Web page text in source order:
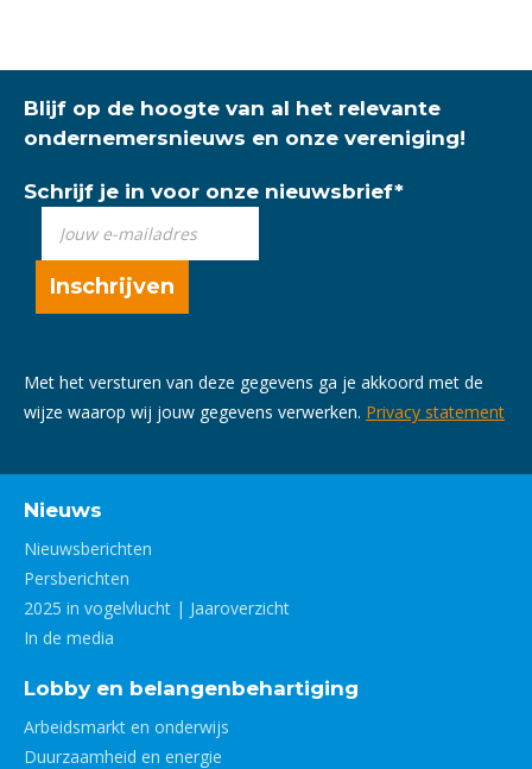
Blijf op de hoogte van al het relevante
ondernemersnieuws en onze vereniging!
Schrijf je in voor onze nieuwsbrief*
Met het versturen van deze gegevens ga je akkoord met de
wijze waarop wij jouw gegevens verwerken. Privacy statement
Nieuws
Nieuwsberichten
Persberichten
2025 in vogelvlucht | Jaaroverzicht
In de media
Lobby en belangenbehartiging
Arbeidsmarkt en onderwijs
Duurzaamheid en energie